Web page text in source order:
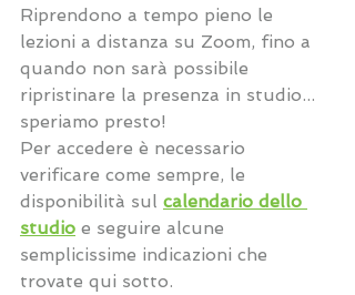
Riprendono a tempo pieno le
lezioni a distanza su Zoom, fino a
quando non sarà possibile
ripristinare la presenza in studio...
speriamo presto!
Per accedere è necessario
verificare come sempre, le
disponibilità sul calendario dello
studio e seguire alcune
semplicissime indicazioni che
trovate qui sotto.